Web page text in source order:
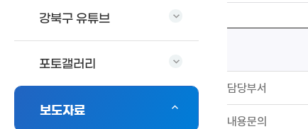
강북구 유튜브
포토갤러리
보도자료
담당부서
내용문의